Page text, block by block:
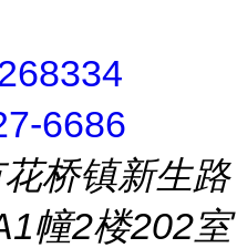
6686
桥镇新生路
幢2楼202室